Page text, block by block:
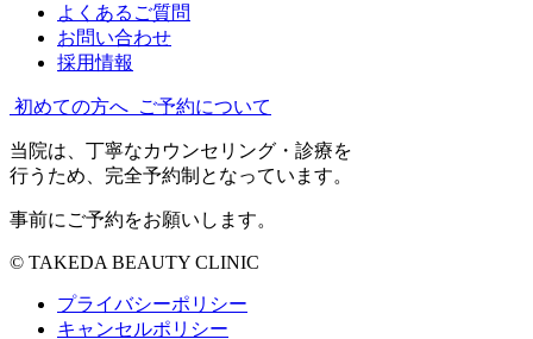
よくあるご質問
お問い合わせ
採用情報
初めての方へ ご予約について
当院は、丁寧なカウンセリング・診療を
行うため、完全予約制となっています。
事前にご予約をお願いします。
© TAKEDA BEAUTY CLINIC
プライバシーポリシー
キャンセルポリシー